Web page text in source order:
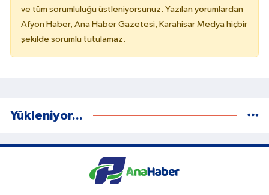
ve tüm sorumluluğu üstleniyorsunuz. Yazılan yorumlardan
Afyon Haber, Ana Haber Gazetesi, Karahisar Medya hiçbir
şekilde sorumlu tutulamaz.
Yükleniyor...